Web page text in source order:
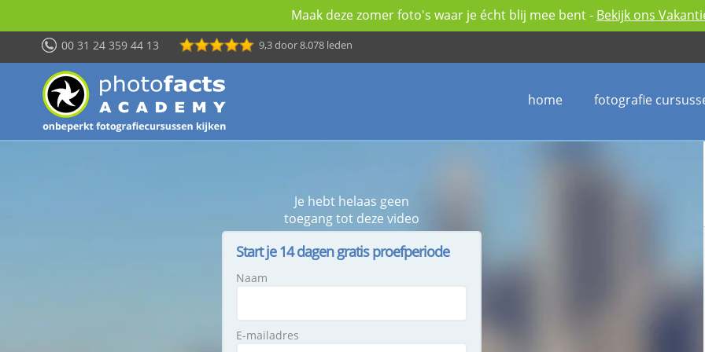
Maak deze zomer foto's waar je écht blij mee bent - Bekijk ons
00 31 24 359 44 13 9,3door 8.078 leden
fotografie
home
Je hebt helaas geen
toegang tot deze video
Start je 14 dagen gratis proefperiode
Naam
E-mailadres